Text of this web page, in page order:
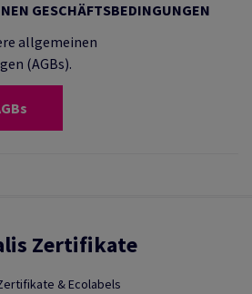
GESCHÄFTSBEDINGUNGEN
allgemeinen
(AGBs).
Zertifikate
& Ecolabels